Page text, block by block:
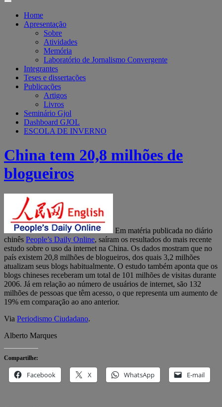
Toggle
search
field
Home
Apresentação
Sobre
Atividades
Memória
Laboratório de Jornalismo Convergente
Integrantes
Teses e dissertações
Publicações
Artigos
Livros
Seminário Gjol
Dashboard GJOL
ESCOLA DE INVERNO
China tem 20,8 milhões de
blogueiros
Em matéria publicada no diário
chinês People’s Daily Online, saíram os resultados do mais recente
estudo sobre o uso da internet na China. Os dados mostram que no
país existem 20,8 milhões de blogueiros, dos quais 3,2 milhões
atualizam seus blogs habitualmente. O estudo também aponta que os
blogs chineses receberam um total de 101 milhões de visitas durante
2006. Já em relação ao número de usuários de internet, são 132
milhões de pessoas que têm acesso, o que representa um aumento de
19% em comparação ao ano anterior.
Via Periodismo Ciudadano.
Alberto Marques
Compartilhe:
Facebook X WhatsApp E-mail